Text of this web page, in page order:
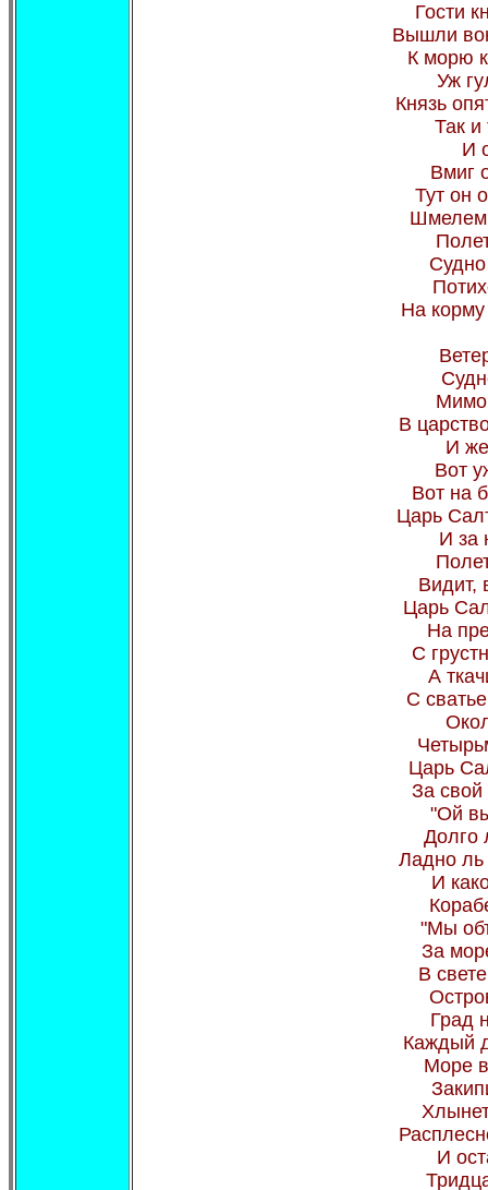
Гости
Вышли
К морю
Уж
Князь
Так и
И
Вмиг
Тут он
Шмелем
На
Мимо
В
И
Вот
Вот на
Царь
И за
Видит,
Царь
На
С
А
С
Царь
За свой
"Ой
Долго
Ладно ль
И
"Мы
За
В
Град
Каждый
Море
И